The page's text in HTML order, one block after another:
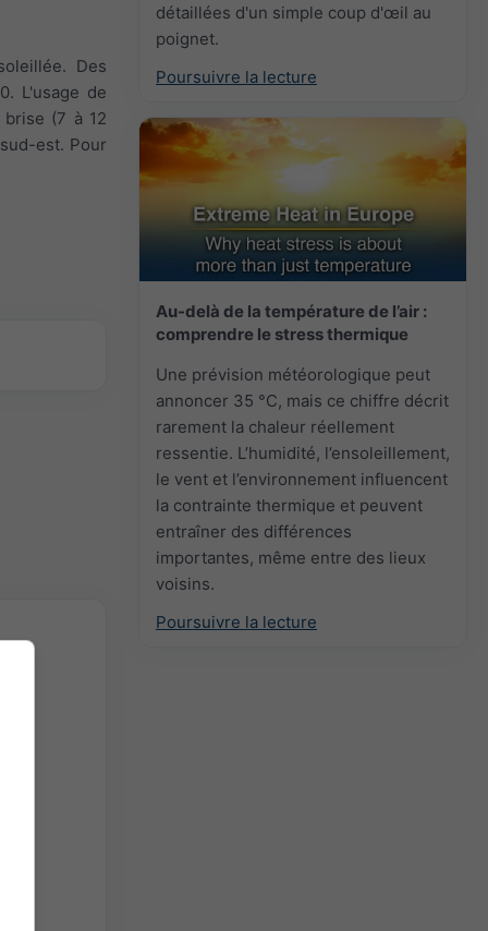
détaillées d'un simple coup d'œil au
poignet.
Poursuivre la lecture
Au-delà de la température de l’air :
comprendre le stress thermique
Une prévision météorologique peut
annoncer 35 °C, mais ce chiffre décrit
rarement la chaleur réellement
ressentie. L’humidité, l’ensoleillement,
le vent et l’environnement influencent
la contrainte thermique et peuvent
entraîner des différences
importantes, même entre des lieux
voisins.
Poursuivre la lecture
Des
L'usage de
(7 à 12
est. Pour